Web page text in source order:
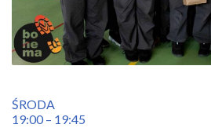
ŚRODA
19:00 – 19:45